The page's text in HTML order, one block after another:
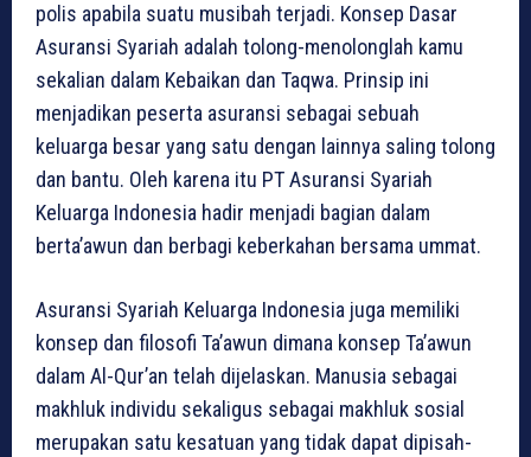
polis apabila suatu musibah terjadi. Konsep Dasar
Asuransi Syariah adalah tolong-menolonglah kamu
sekalian dalam Kebaikan dan Taqwa. Prinsip ini
menjadikan peserta asuransi sebagai sebuah
keluarga besar yang satu dengan lainnya saling tolong
dan bantu. Oleh karena itu PT Asuransi Syariah
Keluarga Indonesia hadir menjadi bagian dalam
berta’awun dan berbagi keberkahan bersama ummat.
Asuransi Syariah Keluarga Indonesia juga memiliki
konsep dan filosofi Ta’awun dimana konsep Ta’awun
dalam Al-Qur’an telah dijelaskan. Manusia sebagai
makhluk individu sekaligus sebagai makhluk sosial
merupakan satu kesatuan yang tidak dapat dipisah-